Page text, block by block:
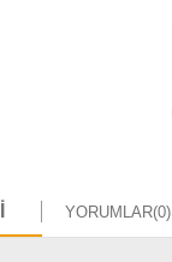
YORUMLAR(0)